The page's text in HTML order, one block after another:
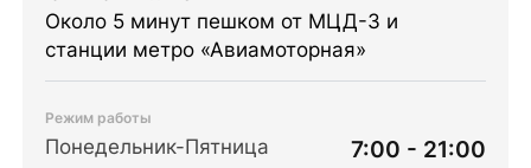
Около 5 минут пешком от МЦД-3 и
станции метро «Авиамоторная»
Режим работы
Понедельник-Пятница 7:00 - 21:00